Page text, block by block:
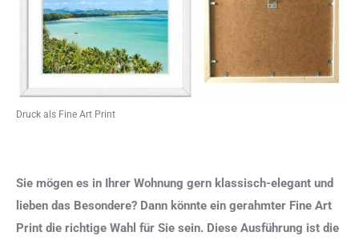
Druck als Fine Art Print
Sie mögen es in Ihrer Wohnung gern klassisch-elegant und
lieben das Besondere? Dann könnte ein gerahmter Fine Art
Print die richtige Wahl für Sie sein. Diese Ausführung ist die